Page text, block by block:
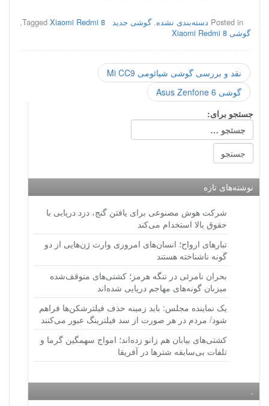
Posted in دسته‌بندی نشده,گوشی جدید Tagged Xiaomi Redmi 8
,
گوشی Xiaomi Redmi 8
نقد و بررسی گوشی شیائومی Mi CC9
گوشی Asus Zenfone 6
جستجو برای:
نوشته‌های تازه
شرکت هوش مصنوعی برای یافتن گنج، دزد دریایی با
حقوق بالا استخدام می‌کند
تبارهای ارواح؛ انسان‌های امروزی وارث ژن‌هایی از دو
گونه ناشناخته هستند
بحران نامرئی در تنگه هرمز؛ کشتی‌های متوقف‌شده
میزبان گونه‌های مهاجم دریایی شده‌اند
یک نماینده مجلس: باید زمینه حذف فیلترشکن‌ها فراهم
شود/ مردم در هر صورت از سد فیلترینگ عبور می‌کنند
کشتی‌های بیابان هم زانو زده‌اند؛ امواج سهمگین گرما و
تلفات بی‌سابقه شترها در آفریقا
.